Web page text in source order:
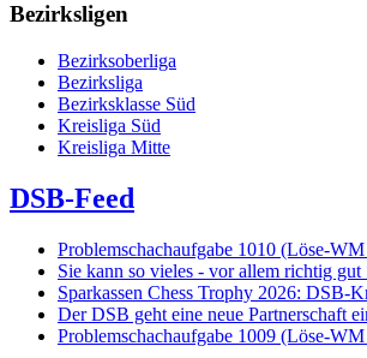
Bezirksligen
Bezirksoberliga
Bezirksliga
Bezirksklasse Süd
Kreisliga Süd
Kreisliga Mitte
DSB-Feed
Problemschachaufgabe 1010 (Löse-
Sie kann so vieles - vor allem richtig gut
Sparkassen Chess Trophy 2026: DSB-
Der DSB geht eine neue Partnerschaft
Problemschachaufgabe 1009 (Löse-